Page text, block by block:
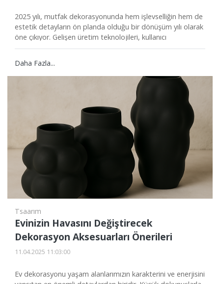
2025 yılı, mutfak dekorasyonunda hem işlevselliğin hem de
estetik detayların ön planda olduğu bir dönüşüm yılı olarak
öne çıkıyor. Gelişen üretim teknolojileri, kullanıcı
alışkanlıklarındaki değişim ve sürdürülebilirlik odağı, mutfak
hazırlıyor. Bu yılın mutfak modellerinde, konforu artıran
detaylarla birlikte modern, minimalist ve doğal tasarım
Daha Fazla...
Tsaarım
Evinizin Havasını Değiştirecek
Dekorasyon Aksesuarları Önerileri
11.04.2025 11:03:00
Ev dekorasyonu yaşam alanlarımızın karakterini ve enerjisini